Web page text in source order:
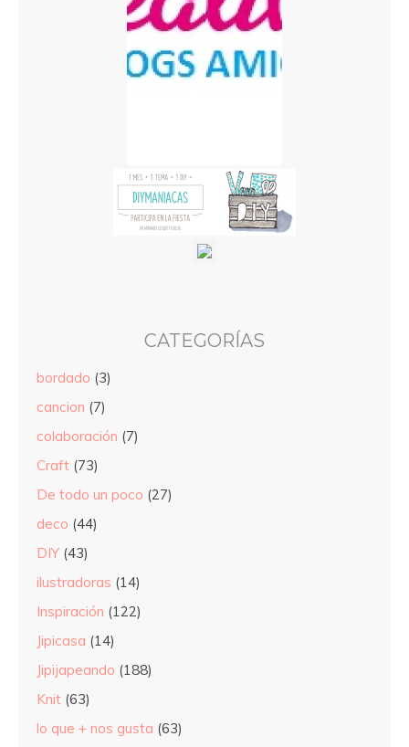
CATEGORÍAS
bordado (3)
cancion (7)
colaboración (7)
Craft (73)
De todo un poco (27)
deco (44)
DIY (43)
ilustradoras (14)
Inspiración (122)
Jipicasa (14)
Jipijapeando (188)
Knit (63)
lo que + nos gusta (63)